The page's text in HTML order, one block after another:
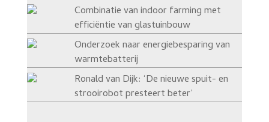
Combinatie van indoor farming met
efficiëntie van glastuinbouw
Onderzoek naar energiebesparing van
warmtebatterij
Ronald van Dijk: ‘De nieuwe spuit- en
strooirobot presteert beter’